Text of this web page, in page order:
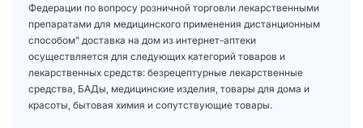
Федерации по вопросу розничной торговли лекарственными
препаратами для медицинского применения дистанционным
способом" доставка на дом из интернет-аптеки
осуществляется для следующих категорий товаров и
лекарственных средств: безрецептурные лекарственные
средства, БАДы, медицинские изделия, товары для дома и
красоты, бытовая химия и сопутствующие товары.